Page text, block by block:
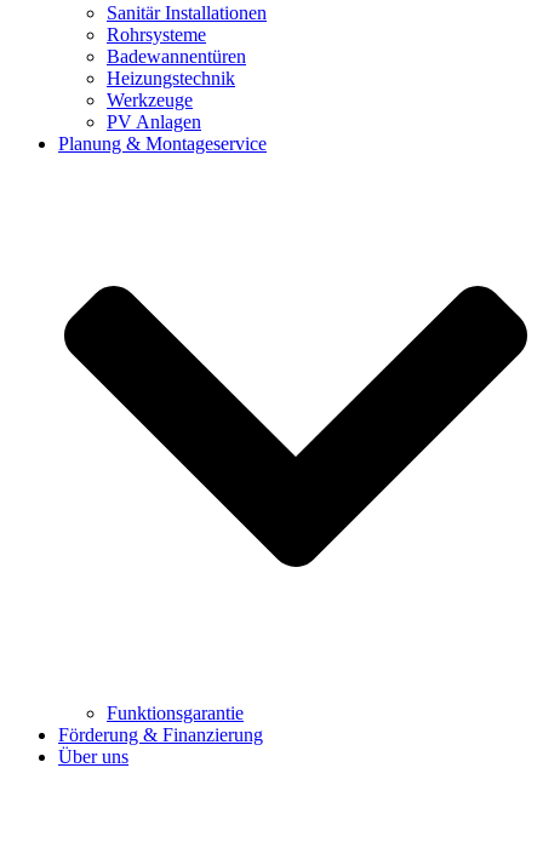
Sanitär Installationen
Rohrsysteme
Badewannentüren
Heizungstechnik
Werkzeuge
PV Anlagen
Planung & Montageservice
Funktionsgarantie
Förderung & Finanzierung
Über uns